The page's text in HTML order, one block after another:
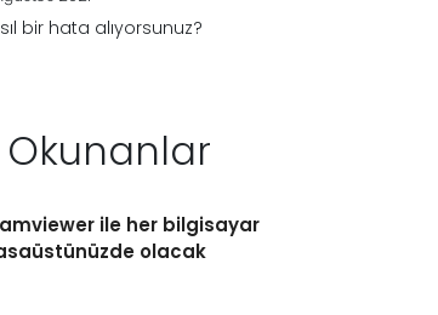
bir hata alıyorsunuz?
Okunanlar
ile her bilgisayar
olacak